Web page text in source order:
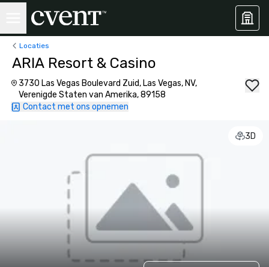
Locaties
ARIA Resort & Casino
3730 Las Vegas Boulevard Zuid, Las Vegas, NV,
Verenigde Staten van Amerika, 89158
Contact met ons opnemen
3D